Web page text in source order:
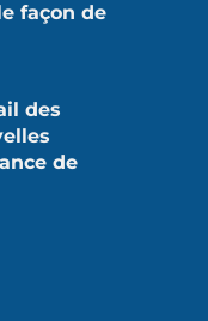
façon de
des
de